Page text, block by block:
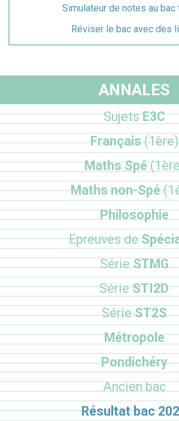
Simulateur de notes au bac
Réviser le bac avec des
ANNALES
SujetsE3C
Français(1ère)
Maths Spé
Maths non-Spé
Philosophie
Epreuves de
SérieSTMG
SérieSTI2D
SérieST2S
Métropole
Pondichéry
Ancien bac
Résultat bac